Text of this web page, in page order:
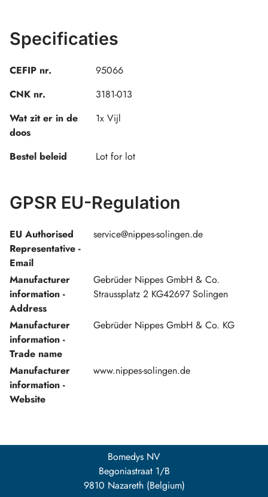
Specificaties
CEFIP nr.
95066
CNK nr.
3181-013
Wat zit er in de
doos
1x Vijl
Bestel beleid Lot for lot
GPSR EU-Regulation
EU Authorised
Representative -
Email
service@nippes-solingen.de
Manufacturer
information -
Address
Gebrüder Nippes GmbH & Co.
Straussplatz 2 KG42697 Solingen
Manufacturer
information -
Trade name
Gebrüder Nippes GmbH & Co. KG
Manufacturer
information -
Website
www.nippes-solingen.de
Bomedys NV
Begoniastraat 1/B
9810 Nazareth (Belgium)